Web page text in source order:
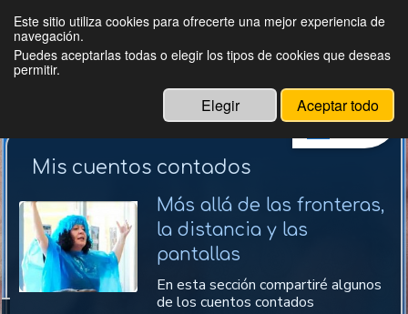
Mis cuentos contados
Más allá de las fronteras,
la distancia y las
pantallas
En esta sección compartiré algunos
de los cuentos contados
Este sitio utiliza cookies para ofrecerte una mejor experiencia de
navegación.
Puedes aceptarlas todas o elegir los tipos de cookies que deseas
permitir.
Elegir Aceptar todo